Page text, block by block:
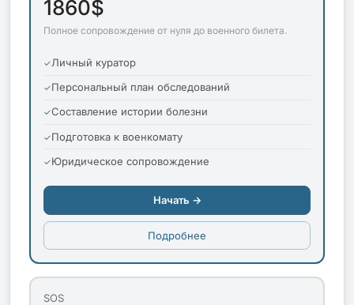
1860$
Полное сопровождение от нуля до военного билета.
Личный куратор
Персональный план обследований
Составление истории болезни
Подготовка к военкомату
Юридическое сопровождение
Начать →
Подробнее
SOS